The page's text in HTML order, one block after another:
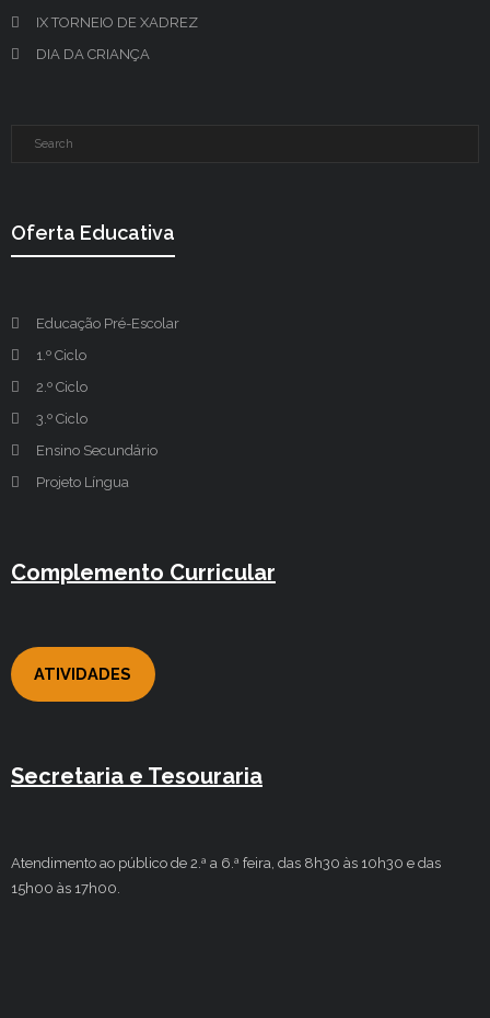
IX TORNEIO DE XADREZ
DIA DA CRIANÇA
Oferta Educativa
Educação Pré-Escolar
1.º Ciclo
2.º Ciclo
3.º Ciclo
Ensino Secundário
Projeto Língua
Complemento Curricular
ATIVIDADES
Secretaria e Tesouraria
Atendimento ao público de 2.ª a 6.ª feira, das 8h30 às 10h30 e das
15h00 às 17h00.